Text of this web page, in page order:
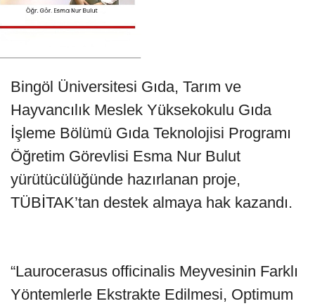
Bingöl Üniversitesi Gıda, Tarım ve
Hayvancılık Meslek Yüksekokulu Gıda
İşleme Bölümü Gıda Teknolojisi Programı
Öğretim Görevlisi Esma Nur Bulut
yürütücülüğünde hazırlanan proje,
TÜBİTAK’tan destek almaya hak kazandı.
“Laurocerasus officinalis Meyvesinin Farklı
Yöntemlerle Ekstrakte Edilmesi, Optimum